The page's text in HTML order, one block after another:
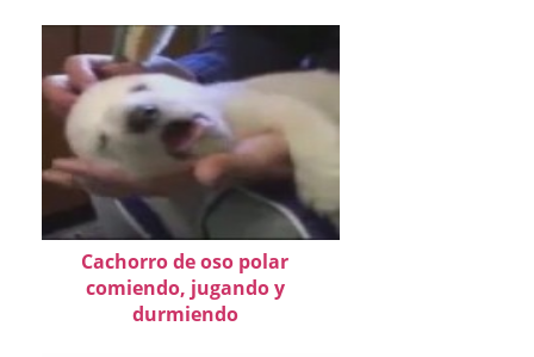
Cachorro de oso polar
comiendo, jugando y
durmiendo